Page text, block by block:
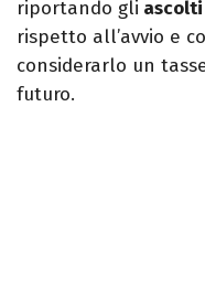
riportando gli
rispetto all’avvio e
considerarlo un
futuro.